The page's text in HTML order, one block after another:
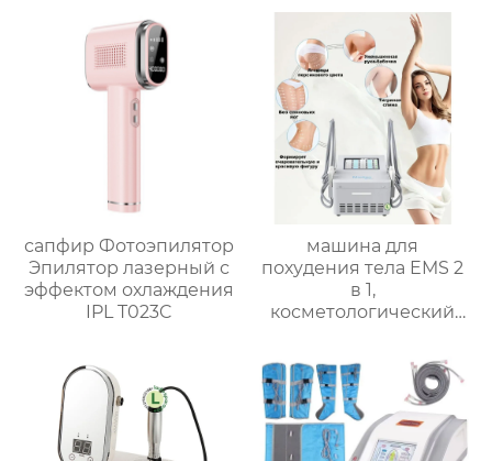
тепловая энергия,
инфракрасная
фототерапия, PP058
Машина для подтяжки
кожи，
Восстановление
прямой мышцы
живота AU-6804
сапфир Фотоэпилятор
Эпилятор лазерный с
эффектом охлаждения
IPL T023C
машина для
похудения тела EMS 2
в 1,
косметологический
растворения жира,
снижения веса при
низкой температуре,
уменьшения
целлюлита